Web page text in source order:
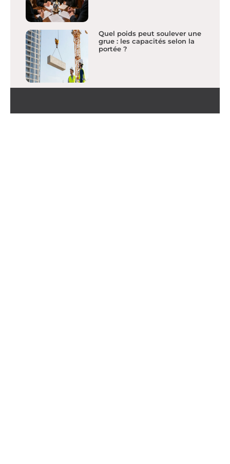
Quel poids peut soulever une
grue : les capacités selon la
portée ?